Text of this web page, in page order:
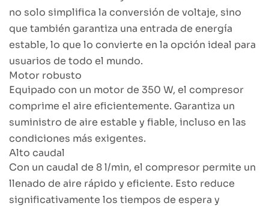
no solo simplifica la conversión de voltaje, sino
que también garantiza una entrada de energía
estable, lo que lo convierte en la opción ideal para
usuarios de todo el mundo.
Motor robusto
Equipado con un motor de 350 W, el compresor
comprime el aire eficientemente. Garantiza un
suministro de aire estable y fiable, incluso en las
condiciones más exigentes.
Alto caudal
Con un caudal de 8 l/min, el compresor permite un
llenado de aire rápido y eficiente. Esto reduce
significativamente los tiempos de espera y